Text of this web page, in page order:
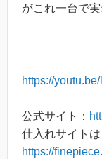
がこれ一台で実
https://
公式サイト：
仕入れサイトは
https://